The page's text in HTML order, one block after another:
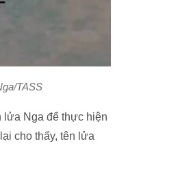
TASS
lửa Nga để thực hiện
cho thấy, tên lửa